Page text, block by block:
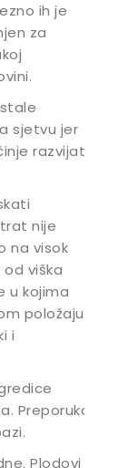
ih je
za
sjetvu jer
razvijati
nije
na visok
viška
u kojima
položaju
i
Preporuka
Plodovi